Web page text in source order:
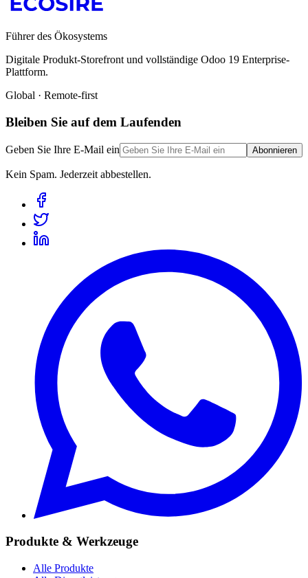
Führer des Ökosystems
Digitale Produkt-Storefront und vollständige Odoo 19 Enterprise-
Plattform.
Global · Remote-first
Bleiben Sie auf dem Laufenden
Geben Sie Ihre E-Mail ein Abonnieren
Kein Spam. Jederzeit abbestellen.
Produkte & Werkzeuge
Alle Produkte